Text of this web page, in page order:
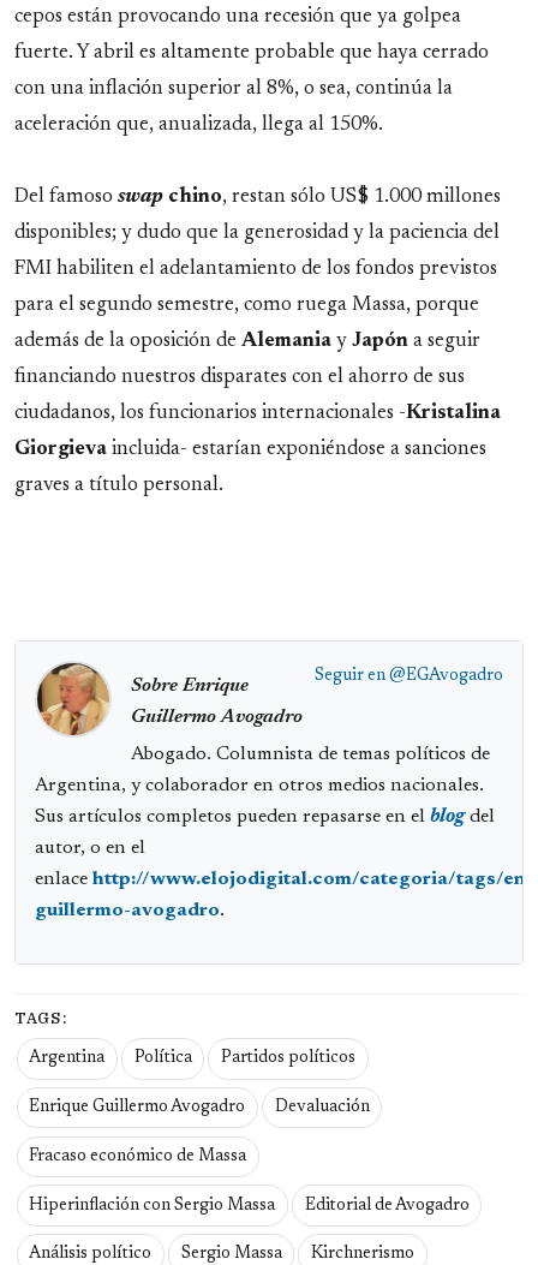
cepos están provocando una recesión que ya golpea
fuerte. Y abril es altamente probable que haya cerrado
con una inflación superior al 8%, o sea, continúa la
aceleración que, anualizada, llega al 150%.
Del famoso swap chino, restan sólo US$ 1.000 millones
disponibles; y dudo que la generosidad y la paciencia del
FMI habiliten el adelantamiento de los fondos previstos
para el segundo semestre, como ruega Massa, porque
además de la oposición de Alemania y Japón a seguir
financiando nuestros disparates con el ahorro de sus
ciudadanos, los funcionarios internacionales -Kristalina
Giorgieva incluida- estarían exponiéndose a sanciones
graves a título personal.
Seguir en @EGAvogadro
Sobre Enrique
Guillermo Avogadro
Abogado. Columnista de temas políticos de
Argentina, y colaborador en otros medios nacionales.
Sus artículos completos pueden repasarse en el blogdel
autor, o en el
enlace http://www.elojodigital.com/categoria/tags/
guillermo-avogadro.
TAGS:
Argentina Política Partidos políticos
Enrique Guillermo Avogadro Devaluación
Fracaso económico de Massa
Hiperinflación con Sergio Massa Editorial de Avogadro
Análisis político Sergio Massa Kirchnerismo